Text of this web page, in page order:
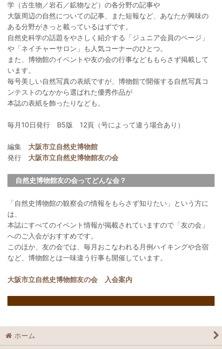
学（古生物／岩石／鉱物など）の各分野の記事や
大阪周辺の自然についての記事、また短報など、あなたが興味の
ある分野がきっと載っているはずです。
自然史科学の話題をやさしく紹介する「ジュニア会員のページ」
や「ネイチャーサロン」も人気コーナーのひとつ。
また、博物館のイベントや友の会の行事などももらさず掲載して
います。
毎号美しい自然写真の表紙ですが、博物館で開催する自然写真コ
ンテストのなかから選ばれた優秀作品が
本誌の表紙を飾ったりなども。
毎月10日発行 B5版 12頁（号によって違う場合あり）
編集 大阪市立自然史博物館
発行 大阪市立自然史博物館友の会
自然史博物館友の会ってどんな会？
「自然史博物館の観察会の情報をもらさず知りたい」という方に
は、
本誌にすべてのイベント情報が掲載されていますので「友の会」
へのご入会がおすすめです。
このほか、友の会では、毎月おこなわれる月例ハイキングや合宿
など、博物館とは一味違う行事も開催しています。
大阪市立自然史博物館友の会 入会案内
ホーム